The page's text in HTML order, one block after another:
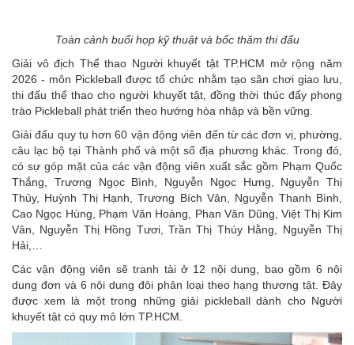
Toàn cảnh buổi họp kỹ thuật và bốc thăm thi đấu
Giải vô địch Thể thao Người khuyết tật TP.HCM mở rộng năm
2026 - môn Pickleball được tổ chức nhằm tạo sân chơi giao lưu,
thi đấu thể thao cho người khuyết tật, đồng thời thúc đẩy phong
trào Pickleball phát triển theo hướng hòa nhập và bền vững.
Giải đấu quy tụ hơn 60 vận động viên đến từ các đơn vị, phường,
câu lạc bộ tại Thành phố và một số địa phương khác. Trong đó,
có sự góp mặt của các vận động viên xuất sắc gồm Phạm Quốc
Thắng, Trương Ngọc Bình, Nguyễn Ngọc Hưng, Nguyễn Thị
Thủy, Huỳnh Thị Hạnh, Trương Bích Vân, Nguyễn Thanh Bình,
Cao Ngọc Hùng, Phạm Văn Hoàng, Phan Văn Dũng, Việt Thị Kim
Vân, Nguyễn Thị Hồng Tươi, Trần Thị Thúy Hằng, Nguyễn Thị
Hải,…
Các vận động viên sẽ tranh tài ở 12 nội dung, bao gồm 6 nội
dung đơn và 6 nội dung đôi phân loại theo hạng thương tật. Đây
được xem là một trong những giải pickleball dành cho Người
khuyết tật có quy mô lớn TP.HCM.